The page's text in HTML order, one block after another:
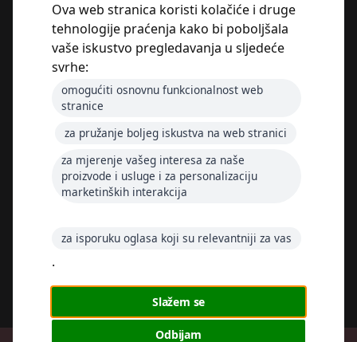
Ova web stranica koristi kolačiće i druge
tehnologije praćenja kako bi poboljšala
vaše iskustvo pregledavanja u sljedeće
svrhe:
omogućiti osnovnu funkcionalnost web
stranice
za pružanje boljeg iskustva na web stranici
za mjerenje vašeg interesa za naše
proizvode i usluge i za personalizaciju
marketinških interakcija
za isporuku oglasa koji su relevantniji za vas
.
Slažem se
Odbijam
Print Solutions Box
Chocolate Sweet Box
Corporate & Event Box
Wedding Box
Radno vrijeme:
Ponedjeljak – petak: 7:00 – 15:00
Follow me